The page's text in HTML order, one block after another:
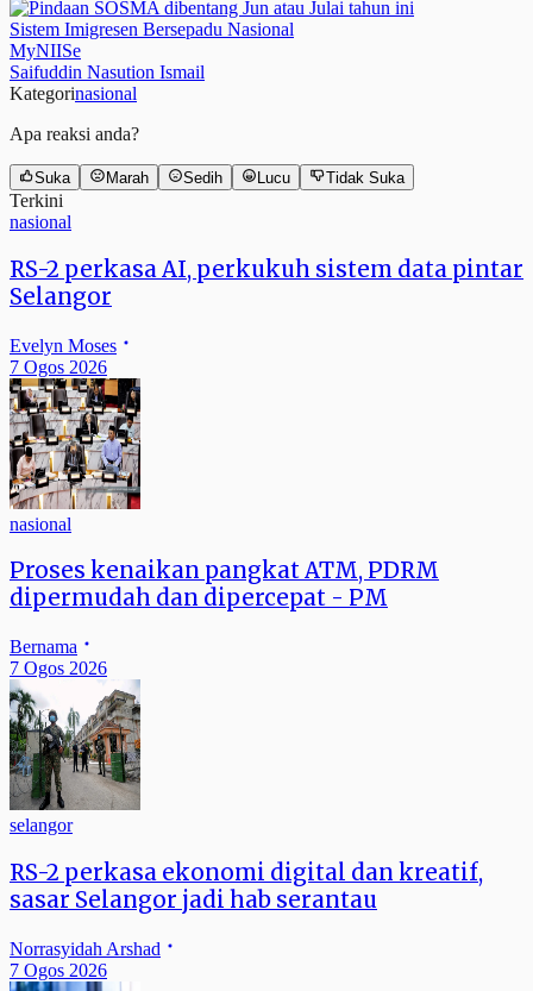
Sistem Imigresen Bersepadu Nasional
MyNIISe
Saifuddin Nasution Ismail
Kategorinasional
Apa reaksi anda?
Suka Marah Sedih Lucu Tidak Suka
Terkini
nasional
RS-2 perkasa AI, perkukuh sistem data pintar
Selangor
Evelyn Moses
7 Ogos 2026
nasional
Proses kenaikan pangkat ATM, PDRM
dipermudah dan dipercepat - PM
Bernama
7 Ogos 2026
selangor
RS-2 perkasa ekonomi digital dan kreatif,
sasar Selangor jadi hab serantau
Norrasyidah Arshad
7 Ogos 2026